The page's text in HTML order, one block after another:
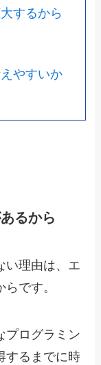
するから
やすいか
るから
い理由は、エ
です。
プログラミン
するまでに時